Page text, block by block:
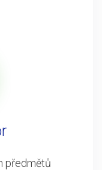
předmětů